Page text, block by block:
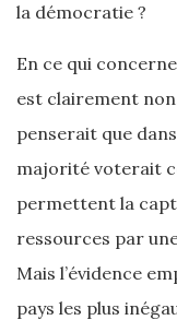
la démocratie ?
En ce qui
est clairement
penserait que
majorité voterait
permettent la
ressources par
Mais l’évidence
pays les plus